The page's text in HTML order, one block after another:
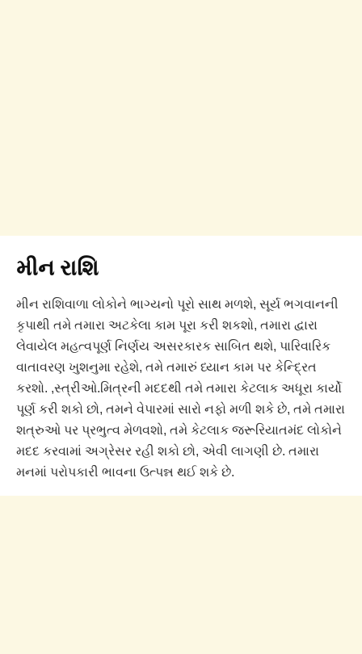
મીન રાશિ
મીન રાશિવાળા લોકોને ભાગ્યનો પૂરો સાથ મળશે, સૂર્ય ભગવાનની
કૃપાથી તમે તમારા અટકેલા કામ પૂરા કરી શકશો, તમારા દ્વારા
લેવાયેલ મહત્વપૂર્ણ નિર્ણય અસરકારક સાબિત થશે, પારિવારિક
વાતાવરણ ખુશનુમા રહેશે, તમે તમારું ધ્યાન કામ પર કેન્દ્રિત
કરશો. ,સ્ત્રીઓ.મિત્રની મદદથી તમે તમારા કેટલાક અધૂરા કાર્યો
પૂર્ણ કરી શકો છો, તમને વેપારમાં સારો નફો મળી શકે છે, તમે તમારા
શત્રુઓ પર પ્રભુત્વ મેળવશો, તમે કેટલાક જરૂરિયાતમંદ લોકોને
મદદ કરવામાં અગ્રેસર રહી શકો છો, એવી લાગણી છે. તમારા
મનમાં પરોપકારી ભાવના ઉત્પન્ન થઈ શકે છે.